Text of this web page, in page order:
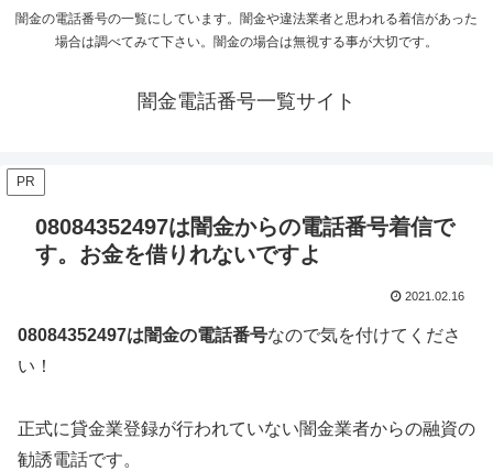
闇金の電話番号の一覧にしています。闇金や違法業者と思われる着信があった
場合は調べてみて下さい。闇金の場合は無視する事が大切です。
闇金電話番号一覧サイト
PR
08084352497は闇金からの電話番号着信で
す。お金を借りれないですよ
2021.02.16
08084352497は闇金の電話番号なので気を付けてくださ
い！
正式に貸金業登録が行われていない闇金業者からの融資の
勧誘電話です。